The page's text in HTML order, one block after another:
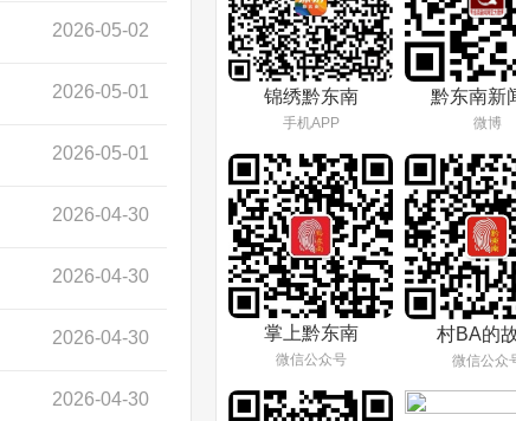
2026-05-02
2026-05-01
2026-05-01
2026-04-30
2026-04-30
2026-04-30
2026-04-30
锦绣黔东南
手机APP
黔东南新
微博
掌上黔东南
微信公众号
村BA的
微信公众